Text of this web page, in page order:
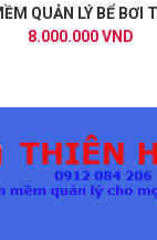
QUẢN LÝ BỂ BƠI
8.000.000 VND